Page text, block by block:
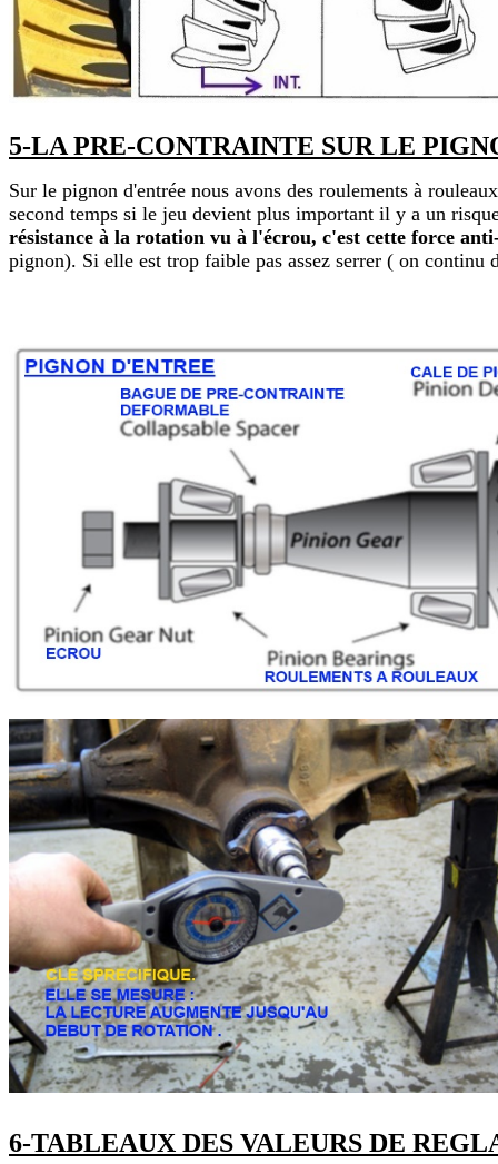
5-LA PRE-CONTRAINTE SUR LE
Sur le pignon d'entrée nous avons des roulements à
second temps si le jeu devient plus important il y a un
résistance à la rotation vu à l'écrou, c'est cette force
pignon). Si elle est trop faible pas assez serrer ( on
6-TABLEAUX DES VALEURS DE